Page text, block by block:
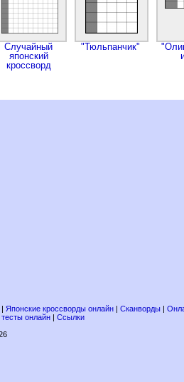
Случайный
японский
кроссворд
"Тюльпанчик"
| Японские кроссворды онлайн | Сканворды |
онлайн | Ссылки